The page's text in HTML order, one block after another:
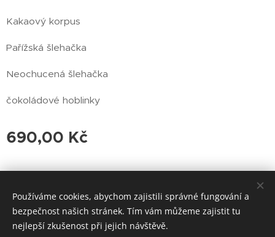
Kakaový korpus
Pařížská šlehačka
Neochucená šlehačka
čokoládové hoblinky
690,00 Kč
© 2024 Všechna práva vyhrazena
Cookies
Používáme cookies, abychom zajistili správné fungování a
bezpečnost našich stránek. Tím vám můžeme zajistit tu
nejlepší zkušenost při jejich návštěvě.